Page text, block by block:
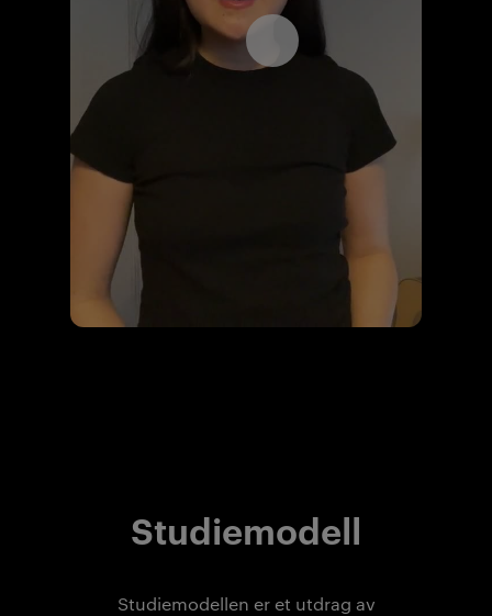
Åpne videospilleren
Studiemodell
Studiemodellen er et utdrag av